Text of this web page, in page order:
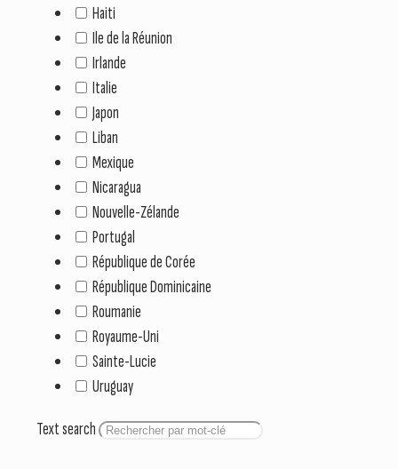
Haiti
Ile de la Réunion
Irlande
Italie
Japon
Liban
Mexique
Nicaragua
Nouvelle-Zélande
Portugal
République de Corée
République Dominicaine
Roumanie
Royaume-Uni
Sainte-Lucie
Uruguay
Text search